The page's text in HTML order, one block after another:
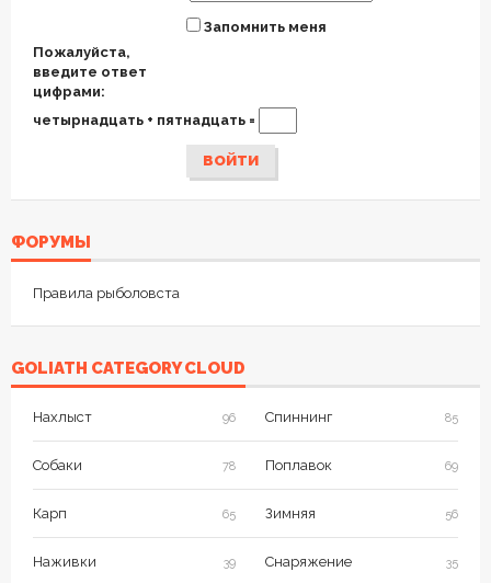
Запомнить меня
Пожалуйста,
введите ответ
цифрами:
четырнадцать + пятнадцать =
ВОЙТИ
ФОРУМЫ
Правила рыболовста
GOLIATH CATEGORY CLOUD
Нахлыст 96 Спиннинг 85
Собаки 78 Поплавок 69
Карп 65 Зимняя 56
Наживки 39 Снаряжение 35